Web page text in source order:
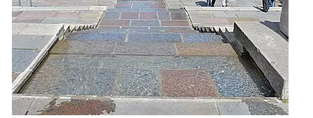
Rostock: Wasserlauf Schnickmannstraße